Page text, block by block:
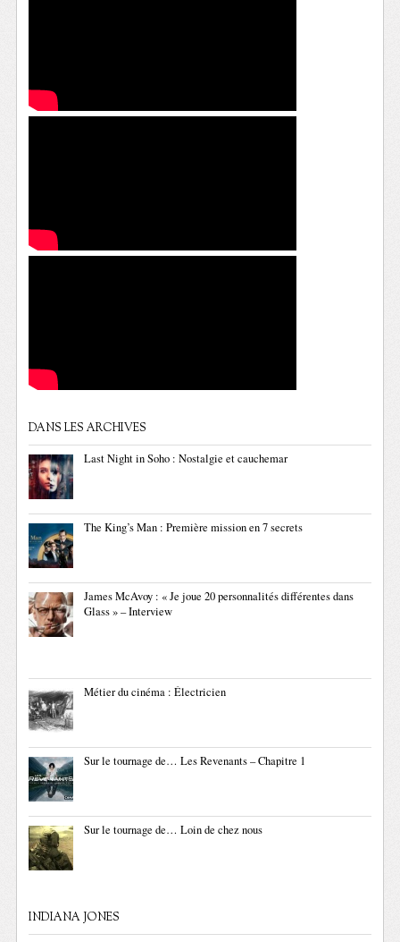
DANS LES ARCHIVES
Last Night in Soho : Nostalgie et cauchemar
The King’s Man : Première mission en 7 secrets
James McAvoy : « Je joue 20 personnalités différentes dans
Glass » – Interview
Métier du cinéma : Électricien
Sur le tournage de… Les Revenants – Chapitre 1
Sur le tournage de… Loin de chez nous
INDIANA JONES